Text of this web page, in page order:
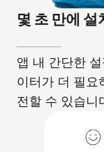
몇 초 만에
앱 내 간단한
이터가 더 필요
전할 수 있습니